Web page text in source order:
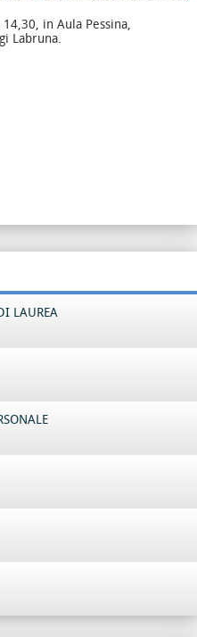
in Aula Pessina,
Labruna.
LAUREA